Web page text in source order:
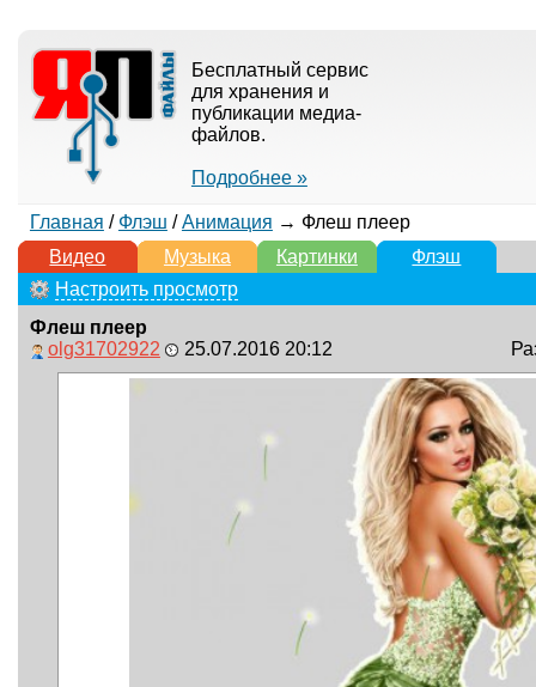
Бесплатный сервис
для хранения и
публикации медиа-
файлов.
Подробнее »
Главная / Флэш /Анимация → Флеш плеер
Видео
Музыка Картинки
Флэш
Настроить просмотр
Флеш плеер
olg31702922
25.07.2016 20:12